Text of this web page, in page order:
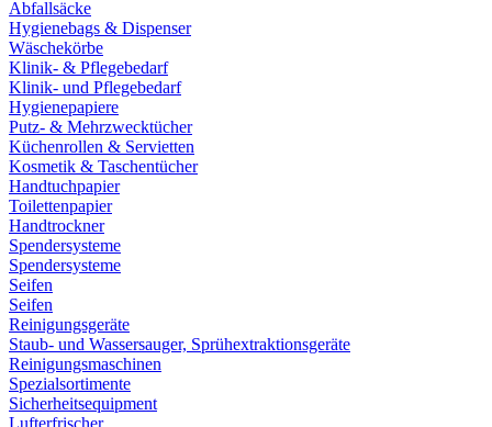
Abfallsäcke
Hygienebags & Dispenser
Wäschekörbe
Klinik- & Pflegebedarf
Klinik- und Pflegebedarf
Hygienepapiere
Putz- & Mehrzwecktücher
Küchenrollen & Servietten
Kosmetik & Taschentücher
Handtuchpapier
Toilettenpapier
Handtrockner
Spendersysteme
Spendersysteme
Seifen
Seifen
Reinigungsgeräte
Staub- und Wassersauger, Sprühextraktionsgeräte
Reinigungsmaschinen
Spezialsortimente
Sicherheitsequipment